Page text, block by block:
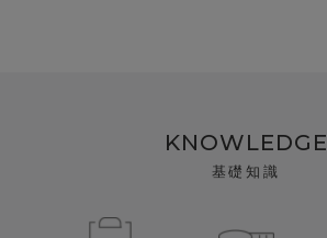
KNOWLEDGE
基礎知識